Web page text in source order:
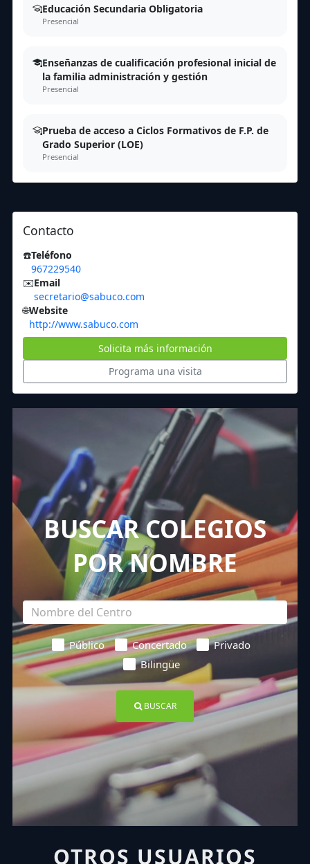
Educación Secundaria Obligatoria
Presencial
Enseñanzas de cualificación profesional inicial de
la familia administración y gestión
Presencial
Prueba de acceso a Ciclos Formativos de F.P. de
Grado Superior (LOE)
Presencial
Contacto
☎️Teléfono
967229540
✉️Email
secretario@sabuco.com
🌐Website
http://www.sabuco.com
Solicita más información
Programa una visita
BUSCAR COLEGIOS
POR NOMBRE
Público Concertado
Privado
Bilingüe
BUSCAR
OTROS USUARIOS